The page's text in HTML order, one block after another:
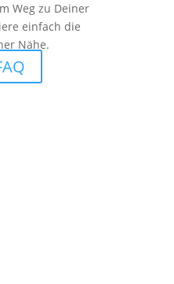
Weg zu Deiner
einfach die
Nähe.